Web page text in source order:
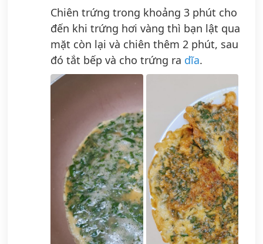
Chiên trứng trong khoảng 3 phút cho
đến khi trứng hơi vàng thì bạn lật qua
mặt còn lại và chiên thêm 2 phút, sau
đó tắt bếp và cho trứng ra dĩa.